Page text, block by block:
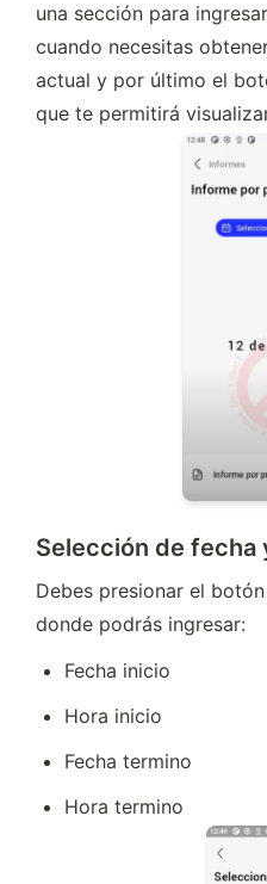
una sección para
cuando necesitas
actual y por último el
que te permitirá
Selección de fecha
Debes presionar el botón
donde podrás ingresar:
Fecha inicio
Hora inicio
Fecha termino
Hora termino